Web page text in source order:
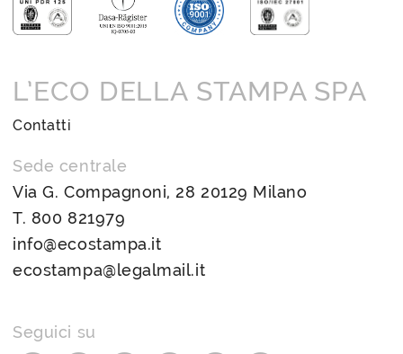
L’ECO DELLA STAMPA SPA
Contatti
Sede centrale
Via G. Compagnoni, 28 20129 Milano
T. 800 821979
info@ecostampa.it
ecostampa@legalmail.it
Seguici su